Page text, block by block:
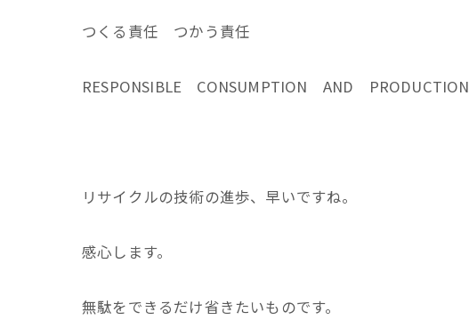
つくる責任 つかう責任
RESPONSIBLE CONSUMPTION AND PRODUCTION
リサイクルの技術の進歩、早いですね。
感心します。
無駄をできるだけ省きたいものです。